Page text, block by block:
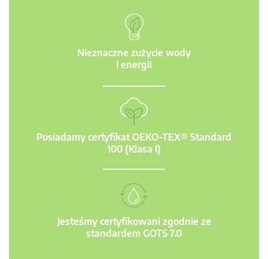
Nieznaczne zużycie wody
i energii
Posiadamy certyfikat OEKO-TEX® Standard
100 (Klasa I)
Jesteśmy certyfikowani zgodnie ze
standardem GOTS 7.0